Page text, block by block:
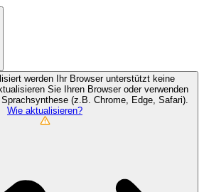
werden
Ihr Browser unterstützt keine
Sie Ihren Browser oder verwenden
(z.B. Chrome, Edge, Safari).
Wie aktualisieren?